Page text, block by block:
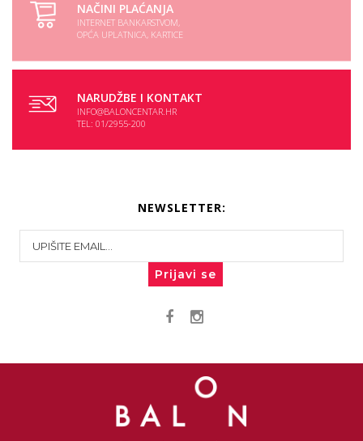
NAČINI PLAĆANJA
INTERNET BANKARSTVOM,
OPĆA UPLATNICA, KARTICE
NARUDŽBE I KONTAKT
INFO@BALONCENTAR.HR
TEL: 01/2955-200
NEWSLETTER:
Prijavi se